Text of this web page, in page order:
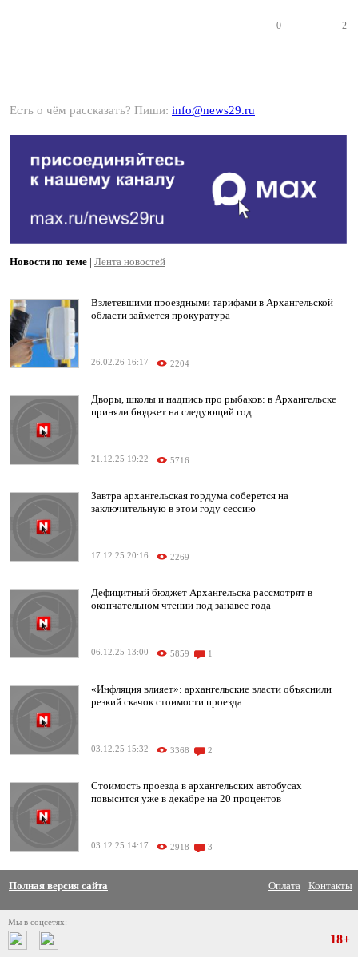
0 2
Есть о чём рассказать? Пиши: info@news29.ru
Новости по теме | Лента новостей
Взлетевшими проездными тарифами в Архангельской
области займется прокуратура
26.02.26 16:17 2204
Дворы, школы и надпись про рыбаков: в Архангельске
приняли бюджет на следующий год
21.12.25 19:22 5716
Завтра архангельская гордума соберется на
заключительную в этом году сессию
17.12.25 20:16 2269
Дефицитный бюджет Архангельска рассмотрят в
окончательном чтении под занавес года
06.12.25 13:00 5859 1
«Инфляция влияет»: архангельские власти объяснили
резкий скачок стоимости проезда
03.12.25 15:32 3368 2
Стоимость проезда в архангельских автобусах
повысится уже в декабре на 20 процентов
03.12.25 14:17 2918 3
Полная версия сайта Оплата Контакты
Мы в соцсетях:
18+